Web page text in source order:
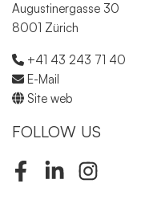
Augustinergasse 30
8001 Zürich
+41 43 243 71 40
E-Mail
Site web
FOLLOW US
FacebookLinkedInInstagram